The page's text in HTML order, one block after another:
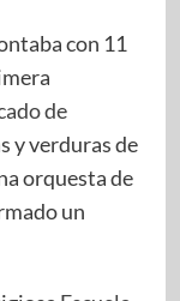
con 11
de
y verduras de
orquesta de
un